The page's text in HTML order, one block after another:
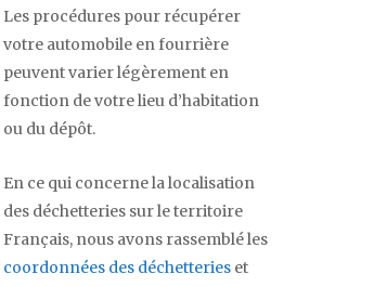
Les procédures pour récupérer
votre automobile en fourrière
peuvent varier légèrement en
fonction de votre lieu d’habitation
ou du dépôt.
En ce qui concerne la localisation
des déchetteries sur le territoire
Français, nous avons rassemblé les
coordonnées des déchetteries et